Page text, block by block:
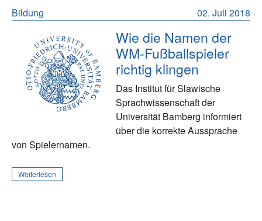
02. Juli 2018
Bildung
Wie die Namen der
WM-Fußballspieler
richtig klingen
Das Institut für Slawische
Sprachwissenschaft der
Universität Bamberg informiert
über die korrekte Aussprache
von Spielernamen.
Weiterlesen